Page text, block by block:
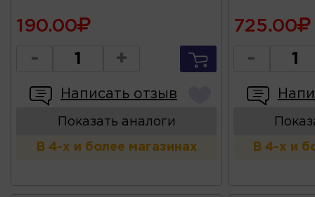
190.00
- +
Написать отзыв
Показать аналоги
В 4-х и более магазинах
725.00
-
В 4-х и